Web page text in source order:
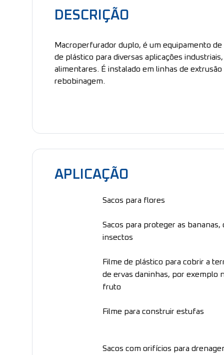
DESCRIÇÃO
Macroperfurador duplo, é um equipamento
de plástico para diversas aplicações
alimentares. É instalado em linhas de extrusão
rebobinagem.
APLICAÇÃO
Sacos para flores
Sacos para proteger as
insectos
Filme de plástico para cobrir a
de ervas daninhas, por exemplo
fruto
Filme para construir estufas
Sacos com orifícios para